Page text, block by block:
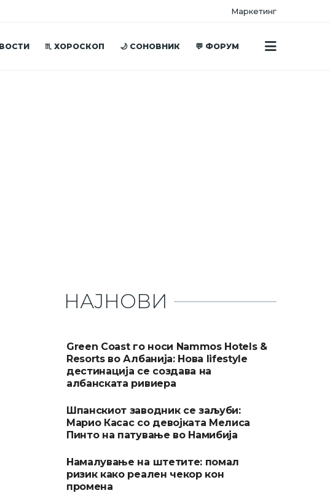
Маркетинг
♏ ХОРОСКОП 🌙 СОНОВНИК 💬 ФОРУМ
НАЈНОВИ
Green Coast го носи Nammos Hotels &
Resorts во Албанија: Нова lifestyle
дестинација се создава на
албанската ривиера
Шпанскиот заводник се заљуби:
Марио Касас со девојката Мелиса
Пинто на патување во Намибија
Намалување на штетите: помал
ризик како реален чекор кон
промена